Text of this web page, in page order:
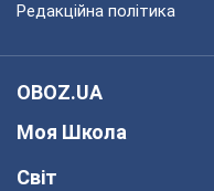
Редакційна політика
OBOZ.UA
Моя Школа
Світ